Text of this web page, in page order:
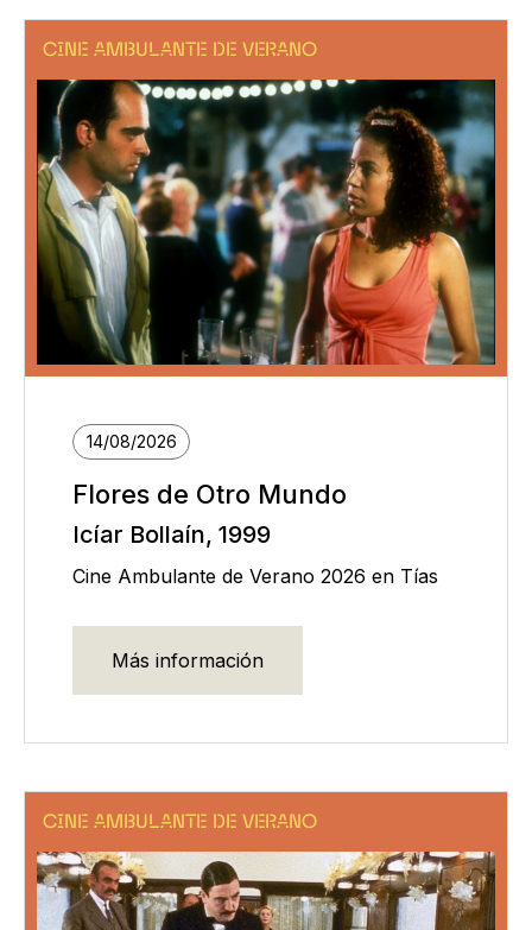
CINE AMBULANTE DE VERANO
14/08/2026
Flores de Otro Mundo
Icíar Bollaín, 1999
Cine Ambulante de Verano 2026 en Tías
Más información
CINE AMBULANTE DE VERANO